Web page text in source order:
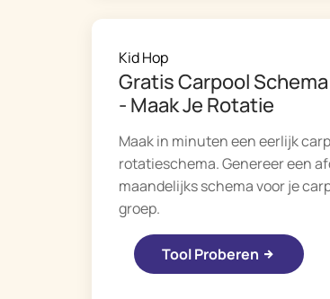
Kid Hop
Gratis Carpool
- Maak Je Rotatie
Maak in minuten een eerlijk
rotatieschema. Genereer een
maandelijks schema voor je
groep.
Tool Proberen